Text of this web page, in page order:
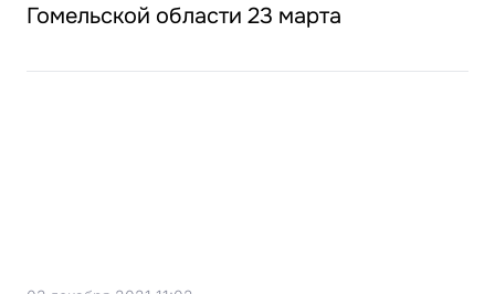
Гомельской области 23 марта